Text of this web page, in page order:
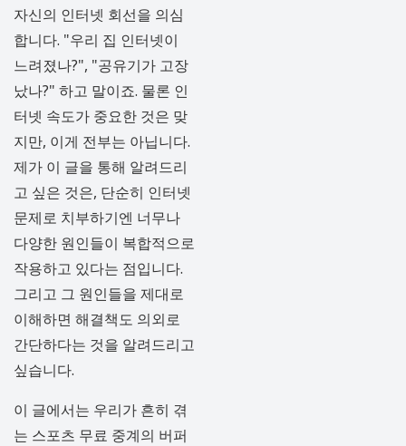
자신의 인터넷 회선을 의심
합니다. "우리 집 인터넷이
느려졌나?", "공유기가 고장
났나?" 하고 말이죠. 물론 인
터넷 속도가 중요한 것은 맞
지만, 이게 전부는 아닙니다.
제가 이 글을 통해 알려드리
고 싶은 것은, 단순히 인터넷
문제로 치부하기엔 너무나
다양한 원인들이 복합적으로
작용하고 있다는 점입니다.
그리고 그 원인들을 제대로
이해하면 해결책도 의외로
간단하다는 것을 알려드리고
싶습니다.
이 글에서는 우리가 흔히 겪
는 스포츠 무료 중계의 버퍼